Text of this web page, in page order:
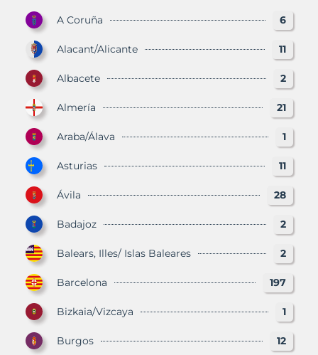
A Coruña 6
Alacant/Alicante 11
Albacete 2
Almería 21
Araba/Álava 1
Asturias 11
Ávila 28
Badajoz 2
Balears, Illes/ Islas Baleares 2
Barcelona 197
Bizkaia/Vizcaya 1
Burgos 12